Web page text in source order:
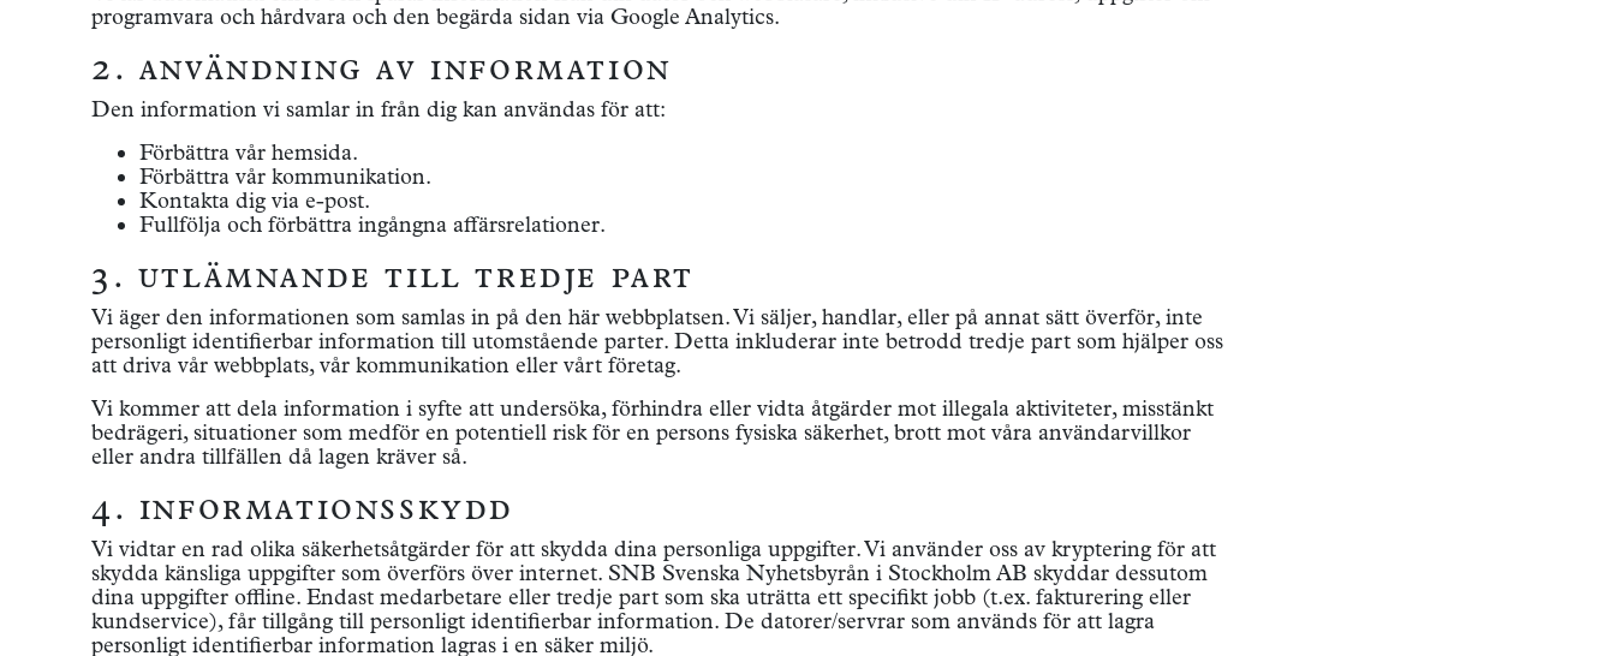
programvara och hårdvara och den begärda sidan via Google Analytics.
2. användning av information
Den information vi samlar in från dig kan användas för att:
Förbättra vår hemsida.
Förbättra vår kommunikation.
Kontakta dig via e-post.
Fullfölja och förbättra ingångna affärsrelationer.
3. utlämnande till tredje part
Vi äger den informationen som samlas in på den här webbplatsen. Vi säljer, handlar, eller på annat sätt överför, inte
personligt identifierbar information till utomstående parter. Detta inkluderar inte betrodd tredje part som hjälper oss
att driva vår webbplats, vår kommunikation eller vårt företag.
Vi kommer att dela information i syfte att undersöka, förhindra eller vidta åtgärder mot illegala aktiviteter, misstänkt
bedrägeri, situationer som medför en potentiell risk för en persons fysiska säkerhet, brott mot våra användarvillkor
eller andra tillfällen då lagen kräver så.
4. informationsskydd
Vi vidtar en rad olika säkerhetsåtgärder för att skydda dina personliga uppgifter. Vi använder oss av kryptering för att
skydda känsliga uppgifter som överförs över internet. SNB Svenska Nyhetsbyrån i Stockholm AB skyddar dessutom
dina uppgifter offline. Endast medarbetare eller tredje part som ska uträtta ett specifikt jobb (t.ex. fakturering eller
kundservice), får tillgång till personligt identifierbar information. De datorer/servrar som används för att lagra
personligt identifierbar information lagras i en säker miljö.